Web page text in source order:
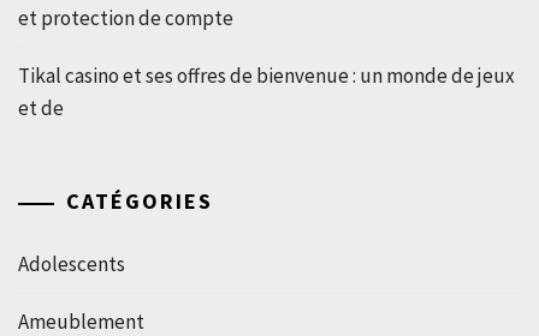
et protection de compte
Tikal casino et ses offres de bienvenue : un monde de jeux
et de
CATÉGORIES
Adolescents
Ameublement